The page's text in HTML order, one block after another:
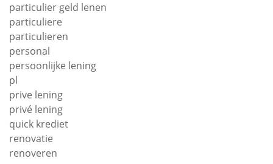
particulier geld lenen
particuliere
particulieren
personal
persoonlijke lening
pl
prive lening
privé lening
quick krediet
renovatie
renoveren